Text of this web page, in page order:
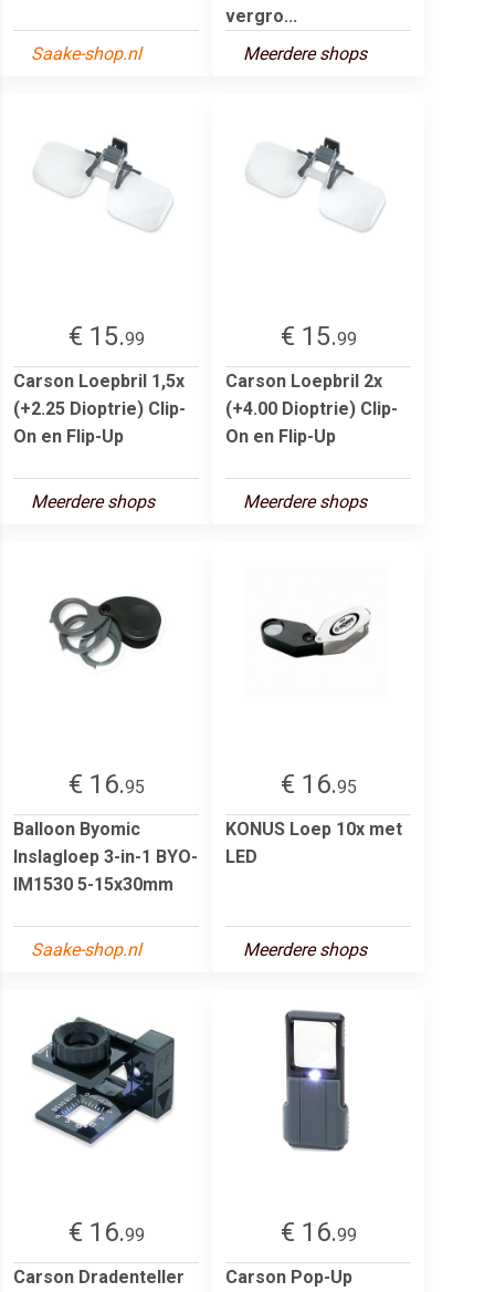
Saake-shop.nl
vergro...
Meerdere shops
€ 15.99
Carson Loepbril 1,5x
(+2.25 Dioptrie) Clip-
On en Flip-Up
Meerdere shops
€ 15.99
Carson Loepbril 2x
(+4.00 Dioptrie) Clip-
On en Flip-Up
Meerdere shops
€ 16.95
Balloon Byomic
Inslagloep 3-in-1 BYO-
IM1530 5-15x30mm
Saake-shop.nl
€ 16.95
KONUS Loep 10x met
LED
Meerdere shops
€ 16.99
Carson Dradenteller
€ 16.99
Carson Pop-Up